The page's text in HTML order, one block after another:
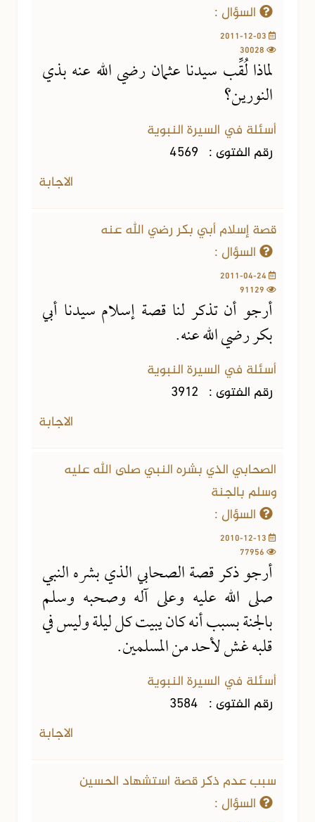
السؤال :
لماذا لُقِّب سيدنا عثمان رضي الله عنه بذي
النورين؟
أسئلة في السيرة النبوية
رقم الفتوى : 4569
الاجابة
قصة إسلام أبي بكر رضي الله عنه
السؤال :
أرجو أن تذكر لنا قصة إسلام سيدنا أبي
بكر رضي الله عنه.
أسئلة في السيرة النبوية
رقم الفتوى : 3912
الاجابة
الصحابي الذي بشره النبي صلى الله عليه
وسلم بالجنة
السؤال :
أرجو ذكر قصة الصحابي الذي بشره النبي
صلى الله عليه وعلى آله وصحبه وسلم
بالجنة بسبب أنه كان يبيت كل ليلة وليس في
قلبه غش لأحد من المسلمين.
أسئلة في السيرة النبوية
رقم الفتوى : 3584
الاجابة
سبب عدم ذكر قصة استشهاد الحسين
السؤال :